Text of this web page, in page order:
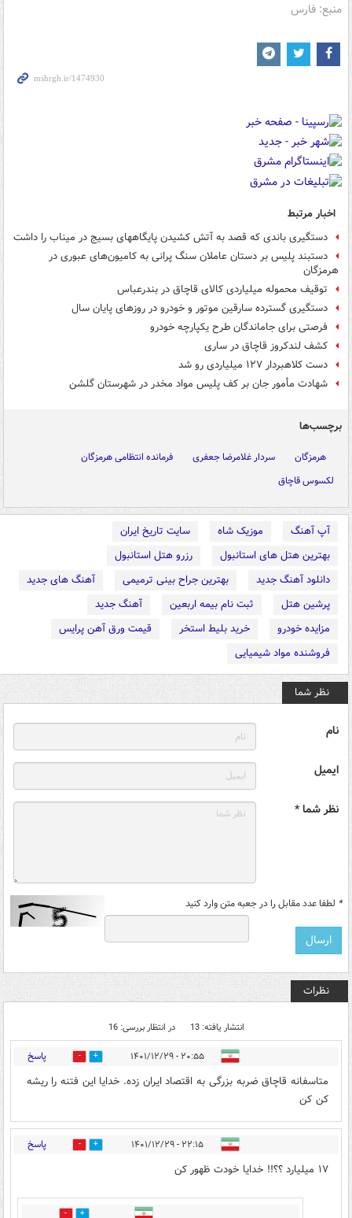
منبع: فارس
اخبار مرتبط
دستگیری باندی که قصد به آتش کشیدن پایگاههای بسیج در میناب را داشت
دستبند پلیس بر دستان عاملان سنگ پرانی به کامیون‌های عبوری در
هرمزگان
توقیف محموله میلیاردی کالای قاچاق در بندرعباس
دستگیری گسترده سارقین موتور و خودرو در روزهای پایان سال
فرصتی برای جاماندگان طرح یکپارچه خودرو
کشف لندکروز قاچاق در ساری
دست کلاهبردار ۱۲۷ میلیاردی رو شد
شهادت مأمور جان بر کف پلیس مواد مخدر در شهرستان گلشن
برچسب‌ها
هرمزگان سردار غلامرضا جعفری
فرمانده انتظامی هرمزگان
لکسوس قاچاق
آپ آهنگ موزیک شاه
سایت تاریخ ایران
بهترین هتل های استانبول
رزرو هتل استانبول
دانلود آهنگ جدید
بهترین جراح بینی ترمیمی
آهنگ های جدید
پرشین هتل
ثبت نام بیمه اربعین
آهنگ جدید
مزایده خودرو
خرید بلیط استخر
قیمت ورق آهن پرایس
فروشنده مواد شیمیایی
نظر شما
نام
ایمیل
نظر شما *
* لطفا عدد مقابل را در جعبه متن وارد کنید
نظرات
انتشار یافته: 13 در انتظار بررسی: 16
۲۰:۵۵ - ۱۴۰۱/۱۲/۲۹ 19 پاسخ
متاسفانه قاچاق ضربه بزرگی به اقتصاد ایران زده. خدایا این فتنه را ریشه
کن کن
۲۲:۱۵ - ۱۴۰۱/۱۲/۲۹ 11 پاسخ
۱۷ میلیارد ؟؟!! خدایا خودت ظهور کن
0